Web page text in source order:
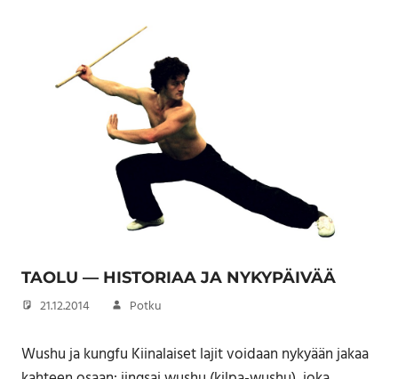
TAOLU — HISTORIAA JA NYKYPÄIVÄÄ
21.12.2014 Potku
Wushu ja kungfu Kiinalaiset lajit voidaan nykyään jakaa